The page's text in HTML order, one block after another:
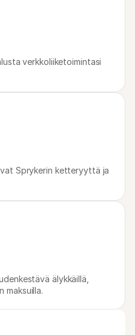
verkkoliiketoimintasi
Sprykerin ketteryyttä ja
älykkäillä,
maksuilla.
yritystäsi